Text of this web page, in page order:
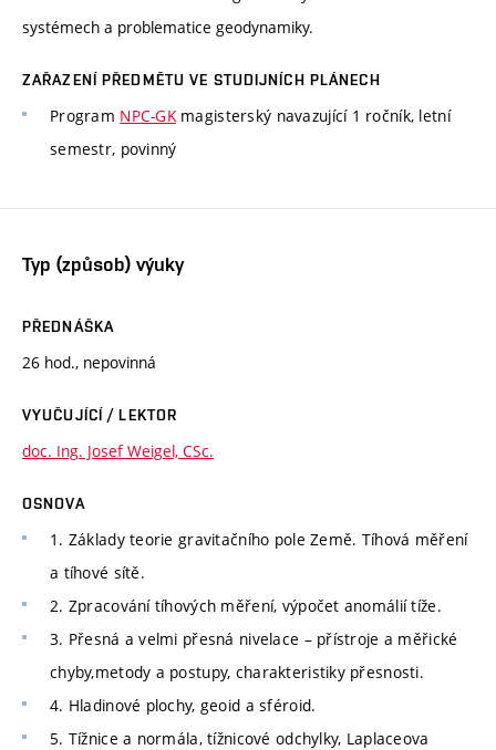
systémech a problematice geodynamiky.
ZAŘAZENÍ PŘEDMĚTU VE STUDIJNÍCH PLÁNECH
Program NPC-GKmagisterský navazující 1 ročník, letní
semestr, povinný
Typ (způsob) výuky
PŘEDNÁŠKA
26 hod., nepovinná
VYUČUJÍCÍ / LEKTOR
doc. Ing. Josef Weigel, CSc.
OSNOVA
1. Základy teorie gravitačního pole Země. Tíhová měření
a tíhové sítě.
2. Zpracování tíhových měření, výpočet anomálií tíže.
3. Přesná a velmi přesná nivelace – přístroje a měřické
chyby,metody a postupy, charakteristiky přesnosti.
4. Hladinové plochy, geoid a sféroid.
5. Tížnice a normála, tížnicové odchylky, Laplaceova